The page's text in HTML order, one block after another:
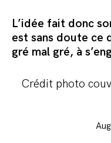
L’idée fait donc
est sans doute ce
gré mal gré, à
Crédit photo